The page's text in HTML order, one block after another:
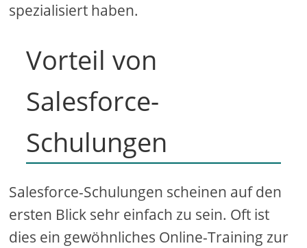
spezialisiert haben.
Vorteil von
Salesforce-
Schulungen
Salesforce-Schulungen scheinen auf den
ersten Blick sehr einfach zu sein. Oft ist
dies ein gewöhnliches Online-Training zur